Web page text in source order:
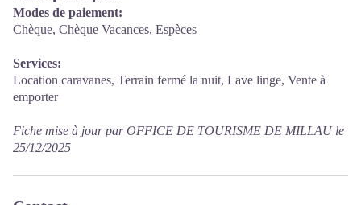
Modes de paiement:
Chèque, Chèque Vacances, Espèces
Services:
Location caravanes, Terrain fermé la nuit, Lave linge, Vente à
emporter
Fiche mise à jour par OFFICE DE TOURISME DE MILLAU le
25/12/2025